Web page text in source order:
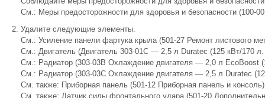
См.: Меры предосторожности для здоровья и безопасности (100-
Удалите следующие элементы.
См.: Усиление панели фартука крыла (501-27 Ремонт листового
См.: Двигатель (Двигатель 303-01C — 2,5 л Duratec (125 кВт/170
См.: Радиатор (303-03B Охлаждение двигателя — 2,0 л EcoBoost
См.: Радиатор (303-03C Охлаждение двигателя — 2,5 л Duratec
См. также: Приборная панель (501-12 Приборная панель и
См. также: Датчик силы фронтального удара (501-20